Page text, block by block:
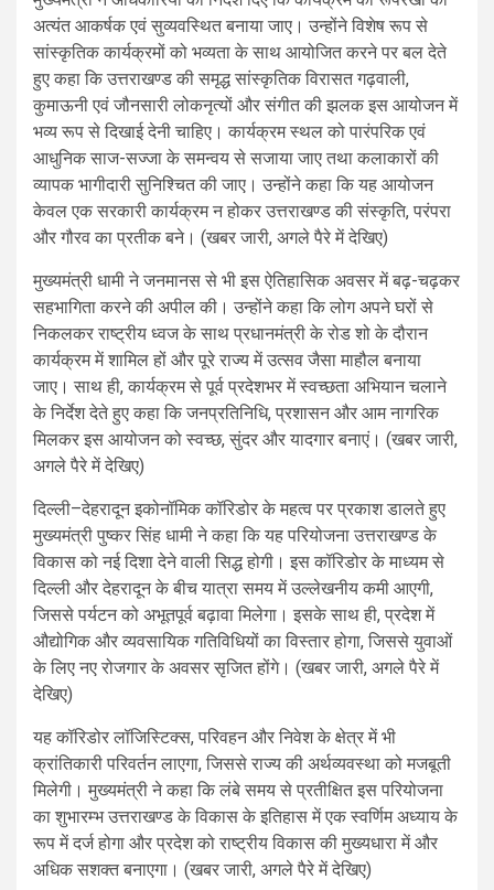
अत्यंत आकर्षक एवं सुव्यवस्थित बनाया जाए। उन्होंने विशेष रूप से
सांस्कृतिक कार्यक्रमों को भव्यता के साथ आयोजित करने पर बल देते
हुए कहा कि उत्तराखण्ड की समृद्ध सांस्कृतिक विरासत गढ़वाली,
कुमाऊनी एवं जौनसारी लोकनृत्यों और संगीत की झलक इस आयोजन में
भव्य रूप से दिखाई देनी चाहिए। कार्यक्रम स्थल को पारंपरिक एवं
आधुनिक साज-सज्जा के समन्वय से सजाया जाए तथा कलाकारों की
व्यापक भागीदारी सुनिश्चित की जाए। उन्होंने कहा कि यह आयोजन
केवल एक सरकारी कार्यक्रम न होकर उत्तराखण्ड की संस्कृति, परंपरा
और गौरव का प्रतीक बने। (खबर जारी, अगले पैरे में देखिए)
मुख्यमंत्री धामी ने जनमानस से भी इस ऐतिहासिक अवसर में बढ़-चढ़कर
सहभागिता करने की अपील की। उन्होंने कहा कि लोग अपने घरों से
निकलकर राष्ट्रीय ध्वज के साथ प्रधानमंत्री के रोड शो के दौरान
कार्यक्रम में शामिल हों और पूरे राज्य में उत्सव जैसा माहौल बनाया
जाए। साथ ही, कार्यक्रम से पूर्व प्रदेशभर में स्वच्छता अभियान चलाने
के निर्देश देते हुए कहा कि जनप्रतिनिधि, प्रशासन और आम नागरिक
मिलकर इस आयोजन को स्वच्छ, सुंदर और यादगार बनाएं। (खबर जारी,
अगले पैरे में देखिए)
दिल्ली–देहरादून इकोनॉमिक कॉरिडोर के महत्व पर प्रकाश डालते हुए
मुख्यमंत्री पुष्कर सिंह धामी ने कहा कि यह परियोजना उत्तराखण्ड के
विकास को नई दिशा देने वाली सिद्ध होगी। इस कॉरिडोर के माध्यम से
दिल्ली और देहरादून के बीच यात्रा समय में उल्लेखनीय कमी आएगी,
जिससे पर्यटन को अभूतपूर्व बढ़ावा मिलेगा। इसके साथ ही, प्रदेश में
औद्योगिक और व्यवसायिक गतिविधियों का विस्तार होगा, जिससे युवाओं
के लिए नए रोजगार के अवसर सृजित होंगे। (खबर जारी, अगले पैरे में
देखिए)
यह कॉरिडोर लॉजिस्टिक्स, परिवहन और निवेश के क्षेत्र में भी
क्रांतिकारी परिवर्तन लाएगा, जिससे राज्य की अर्थव्यवस्था को मजबूती
मिलेगी। मुख्यमंत्री ने कहा कि लंबे समय से प्रतीक्षित इस परियोजना
का शुभारम्भ उत्तराखण्ड के विकास के इतिहास में एक स्वर्णिम अध्याय के
रूप में दर्ज होगा और प्रदेश को राष्ट्रीय विकास की मुख्यधारा में और
अधिक सशक्त बनाएगा। (खबर जारी, अगले पैरे में देखिए)